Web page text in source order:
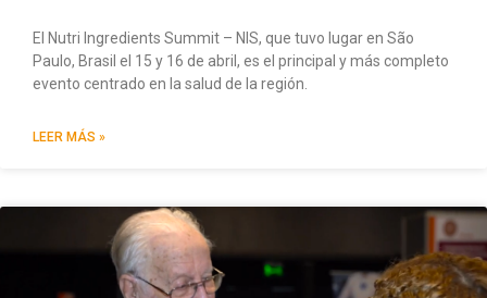
El Nutri Ingredients Summit – NIS, que tuvo lugar en São
Paulo, Brasil el 15 y 16 de abril, es el principal y más completo
evento centrado en la salud de la región.
LEER MÁS »